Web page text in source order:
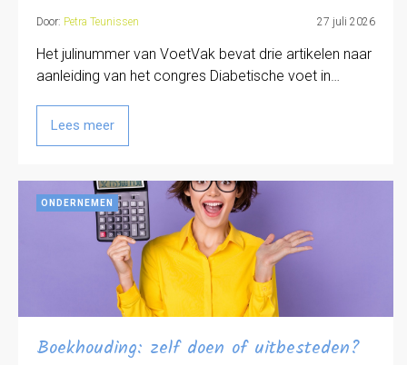
Door: Petra Teunissen 27 juli 2026
Het julinummer van VoetVak bevat drie artikelen naar
aanleiding van het congres Diabetische voet in…
Lees meer
ONDERNEMEN
Boekhouding: zelf doen of uitbesteden?